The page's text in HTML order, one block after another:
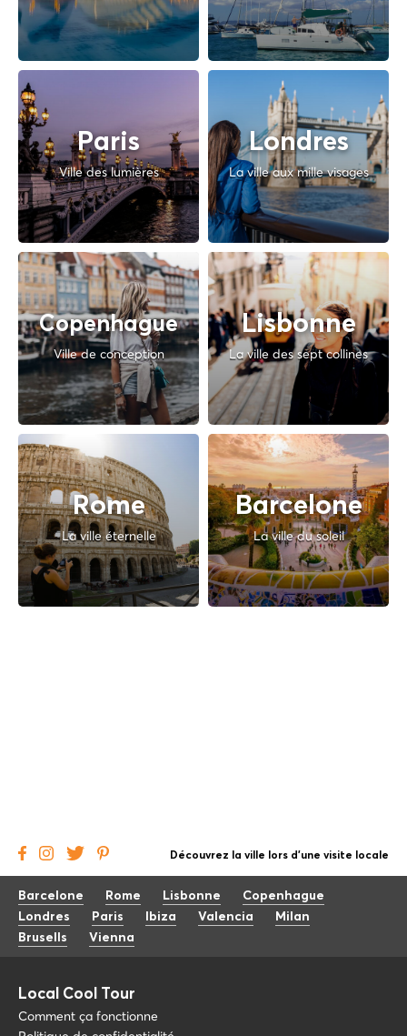
Paris
Ville des lumières
Londres
La ville aux mille visages
Copenhague
Ville de conception
Lisbonne
La ville des sept collines
Rome
La ville éternelle
Barcelone
La ville du soleil
Découvrez la ville lors d'une visite locale
Barcelone Rome Lisbonne
Copenhague
Londres
Paris Ibiza Valencia
Milan
Brusells
Vienna
Local Cool Tour
Comment ça fonctionne